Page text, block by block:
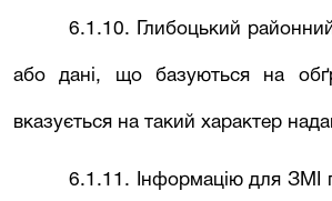
6.1.10. Глибоцький
або дані, що базуються на
вказується на такий характер
6.1.11. Інформацію для